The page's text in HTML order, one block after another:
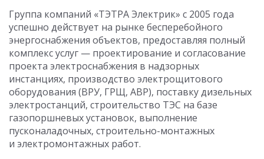
Группа компаний «ТЭТРА Электрик» с 2005 года
успешно действует на рынке бесперебойного
энергоснабжения объектов, предоставляя полный
комплекс услуг — проектирование и согласование
проекта электроснабжения в надзорных
инстанциях, производство электрощитового
оборудования (ВРУ, ГРЩ, АВР), поставку дизельных
электростанций, строительство ТЭС на базе
газопоршневых установок, выполнение
пусконаладочных, строительно-монтажных
и электромонтажных работ.